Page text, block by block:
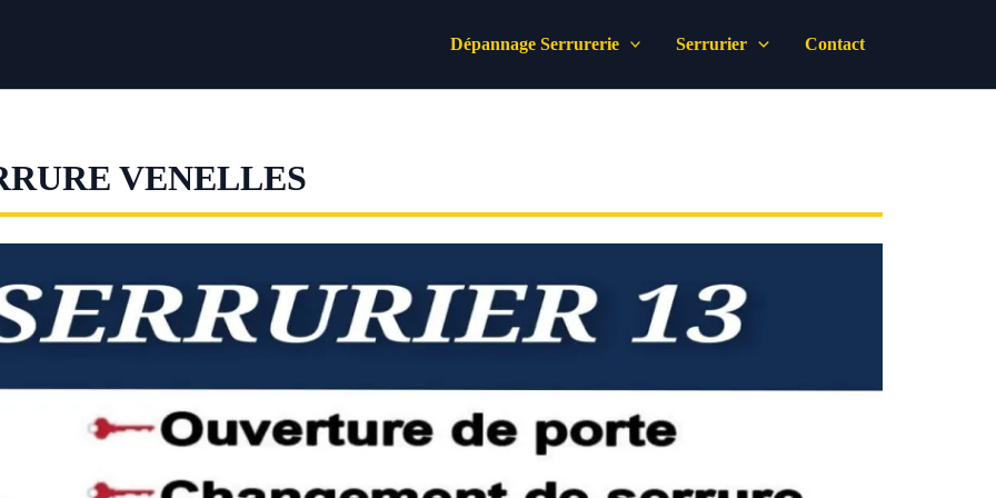
Dépannage Serrurerie Serrurier Contact
VENELLES